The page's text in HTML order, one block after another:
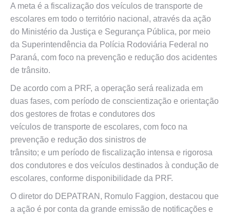
A meta é a fiscalização dos veículos de transporte de
escolares em todo o território nacional, através da ação
do Ministério da Justiça e Segurança Pública, por meio
da Superintendência da Polícia Rodoviária Federal no
Paraná, com foco na prevenção e redução dos acidentes
de trânsito.
De acordo com a PRF, a operação será realizada em
duas fases, com período de conscientização e orientação
dos gestores de frotas e condutores dos
veículos de transporte de escolares, com foco na
prevenção e redução dos sinistros de
trânsito; e um período de fiscalização intensa e rigorosa
dos condutores e dos veículos destinados à condução de
escolares, conforme disponibilidade da PRF.
O diretor do DEPATRAN, Romulo Faggion, destacou que
a ação é por conta da grande emissão de notificações e